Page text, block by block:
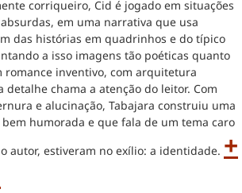
corriqueiro, Cid é jogado em situações
em uma narrativa que usa
das histórias em quadrinhos e do típico
a isso imagens tão poéticas quanto
romance inventivo, com arquitetura
detalhe chama a atenção do leitor. Com
e alucinação, Tabajara construiu uma
humorada e que fala de um tema caro
autor, estiveram no exílio: a identidade. +